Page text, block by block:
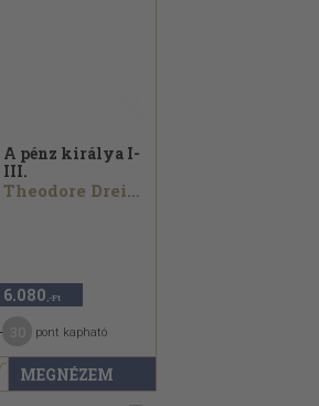
MEGNÉZEM
A pénz királya I-
III.
Theodore Dreiser
6.080 ,-Ft
pont kapható